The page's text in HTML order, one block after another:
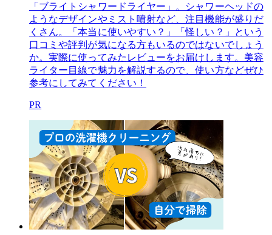
「ブライトシャワードライヤー」。シャワーヘッドの
ようなデザインやミスト噴射など、注目機能が盛りだ
くさん。「本当に使いやすい？」「怪しい？」という
口コミや評判が気になる方もいるのではないでしょう
か。実際に使ってみたレビューをお届けします。美容
ライター目線で魅力を解説するので、使い方などぜひ
参考にしてみてください！
PR